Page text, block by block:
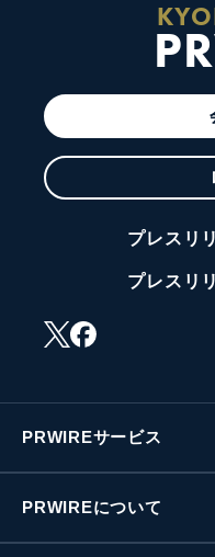
プレスリ
プレスリ
PRWIREサービス
PRWIREについて